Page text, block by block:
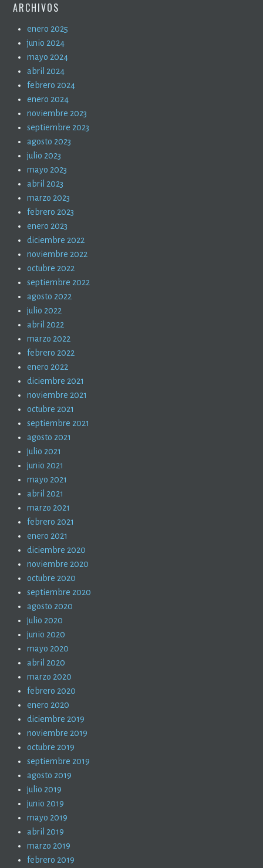
ARCHIVOS
enero 2025
junio 2024
mayo 2024
abril 2024
febrero 2024
enero 2024
noviembre 2023
septiembre 2023
agosto 2023
julio 2023
mayo 2023
abril 2023
marzo 2023
febrero 2023
enero 2023
diciembre 2022
noviembre 2022
octubre 2022
septiembre 2022
agosto 2022
julio 2022
abril 2022
marzo 2022
febrero 2022
enero 2022
diciembre 2021
noviembre 2021
octubre 2021
septiembre 2021
agosto 2021
julio 2021
junio 2021
mayo 2021
abril 2021
marzo 2021
febrero 2021
enero 2021
diciembre 2020
noviembre 2020
octubre 2020
septiembre 2020
agosto 2020
julio 2020
junio 2020
mayo 2020
abril 2020
marzo 2020
febrero 2020
enero 2020
diciembre 2019
noviembre 2019
octubre 2019
septiembre 2019
agosto 2019
julio 2019
junio 2019
mayo 2019
abril 2019
marzo 2019
febrero 2019